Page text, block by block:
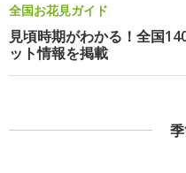
全国お花見ガイド
見頃時期がわかる！全国
ット情報を掲載